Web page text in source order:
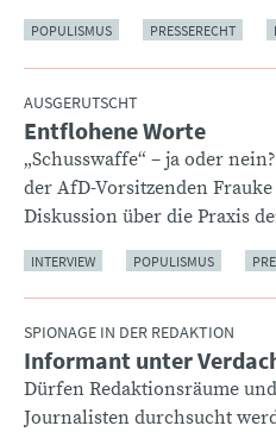
POPULISMUS PRESSERECHT
AUSGERUTSCHT
:Entflohene Worte
„Schusswaffe“ – ja oder
der AfD-Vorsitzenden
Diskussion über die Praxis
INTERVIEW POPULISMUS
SPIONAGE IN DER REDAKTION
:Informant unter
Dürfen Redaktionsräume
Journalisten durchsucht